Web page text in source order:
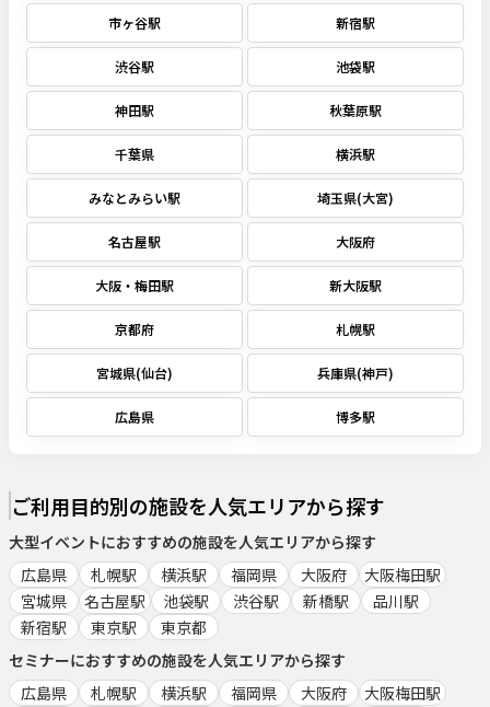
市ヶ谷駅 新宿駅
渋谷駅 池袋駅
神田駅 秋葉原駅
千葉県 横浜駅
みなとみらい駅 埼玉県(大宮)
名古屋駅 大阪府
大阪・梅田駅 新大阪駅
京都府 札幌駅
宮城県(仙台) 兵庫県(神戸)
広島県 博多駅
ご利用目的別の施設を人気エリアから探す
大型イベントにおすすめの施設を人気エリアから探す
広島県
札幌駅 横浜駅 福岡県 大阪府
大阪梅田駅
宮城県
名古屋駅 池袋駅 渋谷駅 新橋駅
品川駅
新宿駅
東京駅
東京都
セミナーにおすすめの施設を人気エリアから探す
広島県
札幌駅 横浜駅 福岡県 大阪府
大阪梅田駅